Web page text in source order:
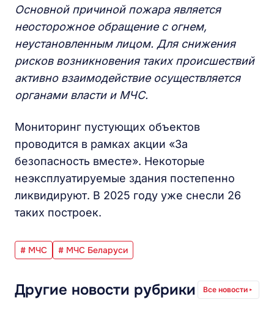
Основной причиной пожара является
неосторожное обращение с огнем,
неустановленным лицом. Для снижения
рисков возникновения таких происшествий
активно взаимодействие осуществляется
органами власти и МЧС.
Мониторинг пустующих объектов
проводится в рамках акции «За
безопасность вместе». Некоторые
неэксплуатируемые здания постепенно
ликвидируют. В 2025 году уже снесли 26
таких построек.
# МЧС # МЧС Беларуси
Другие новости рубрики Все новости